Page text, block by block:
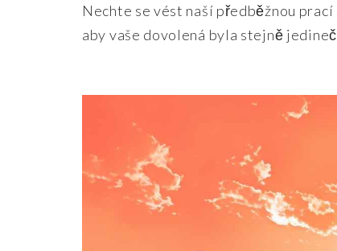
Nechte se vést naší předběžnou
aby vaše dovolená byla stejně